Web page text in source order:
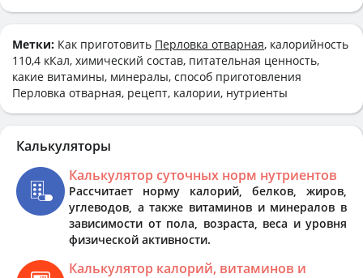
Метки: Как приготовить Перловка отварная, калорийность
110,4 кКал, химический состав, питательная ценность,
какие витамины, минералы, способ приготовления
Перловка отварная, рецепт, калории, нутриенты
Калькуляторы
Калькулятор суточных норм нутриентов
Рассчитает норму калорий, белков, жиров,
углеводов, а также витаминов и минералов в
зависимости от пола, возраста, веса и уровня
физической активности.
Калькулятор калорий, витаминов и